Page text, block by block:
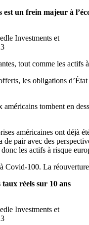
est un frein majeur à
Investments et
tout comme les actifs
les obligations
tombent en
américaines ont déjà
pair avec des
les actifs à risque
Covid-100. La
taux réels sur 10 ans
Investments et